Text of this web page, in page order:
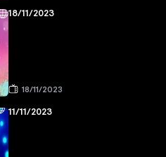
18/11/2023
18/11/2023
11/11/2023